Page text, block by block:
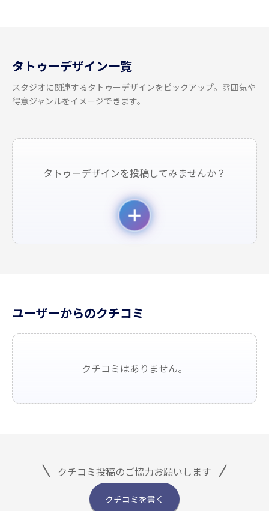
タトゥーデザイン一覧
スタジオに関連するタトゥーデザインをピックアップ。雰囲気や
得意ジャンルをイメージできます。
タトゥーデザインを投稿してみませんか？
ユーザーからのクチコミ
クチコミはありません。
クチコミ投稿のご協力お願いします
クチコミを書く